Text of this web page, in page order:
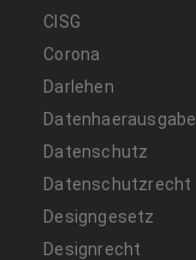
CISG
Corona
Darlehen
Datenhaerausgabe
Datenschutz
Datenschutzrecht
Designgesetz
Designrecht